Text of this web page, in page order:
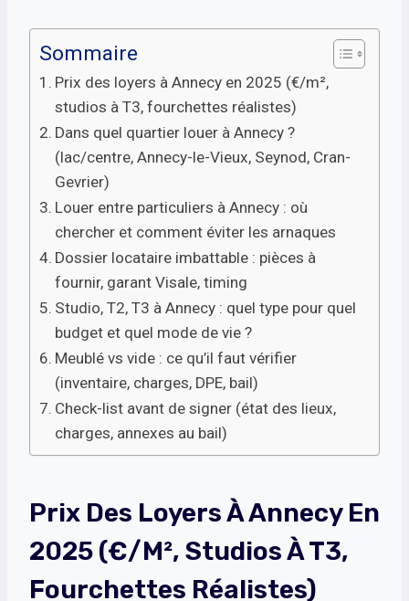
Sommaire
Prix des loyers à Annecy en 2025 (€/m²,
studios à T3, fourchettes réalistes)
Dans quel quartier louer à Annecy ?
(lac/centre, Annecy-le-Vieux, Seynod, Cran-
Gevrier)
Louer entre particuliers à Annecy : où
chercher et comment éviter les arnaques
Dossier locataire imbattable : pièces à
fournir, garant Visale, timing
Studio, T2, T3 à Annecy : quel type pour quel
budget et quel mode de vie ?
Meublé vs vide : ce qu’il faut vérifier
(inventaire, charges, DPE, bail)
Check-list avant de signer (état des lieux,
charges, annexes au bail)
Prix Des Loyers À Annecy En
2025 (€/m², Studios À T3,
Fourchettes Réalistes)